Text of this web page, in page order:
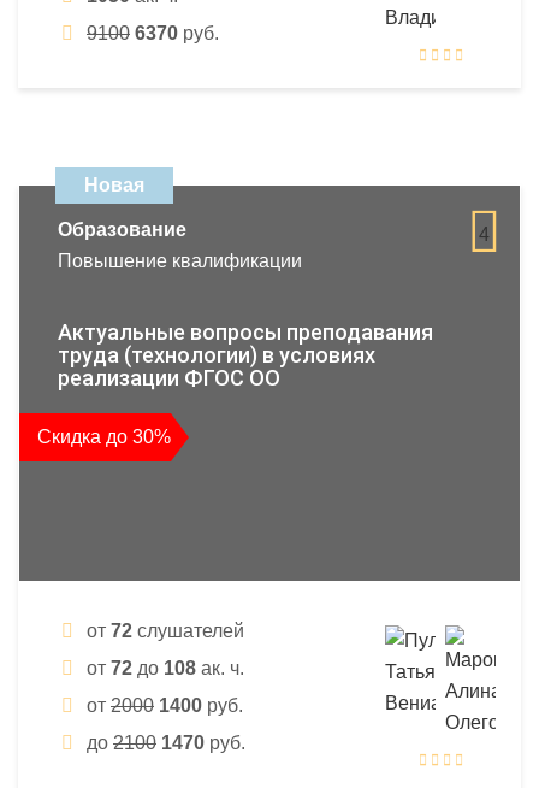
9100 6370 руб.
Новая
4
Образование
Повышение квалификации
Актуальные вопросы преподавания
труда (технологии) в условиях
реализации ФГОС ОО
Скидка до 30%
от 72 слушателей
от 72 до 108 ак. ч.
от 2000 1400 руб.
до 2100 1470 руб.